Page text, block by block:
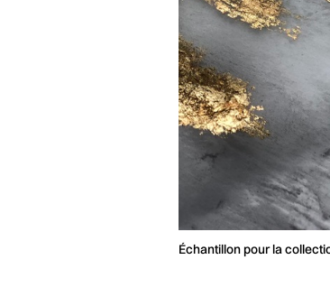
Échantillon pour la